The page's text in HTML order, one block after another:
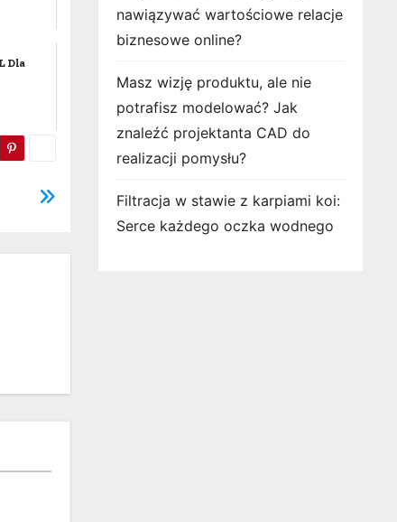
Dla
nawiązywać wartościowe relacje
biznesowe online?
Masz wizję produktu, ale nie
potrafisz modelować? Jak
znaleźć projektanta CAD do
realizacji pomysłu?
Filtracja w stawie z karpiami koi:
Serce każdego oczka wodnego